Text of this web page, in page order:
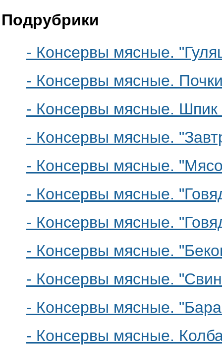
Подрубрики
- Консервы мясные.
- Консервы мясные.
- Консервы мясные. Шпик
- Консервы мясные.
- Консервы мясные.
- Консервы мясные.
- Консервы мясные.
- Консервы мясные.
- Консервы мясные.
- Консервы мясные.
- Консервы мясные.